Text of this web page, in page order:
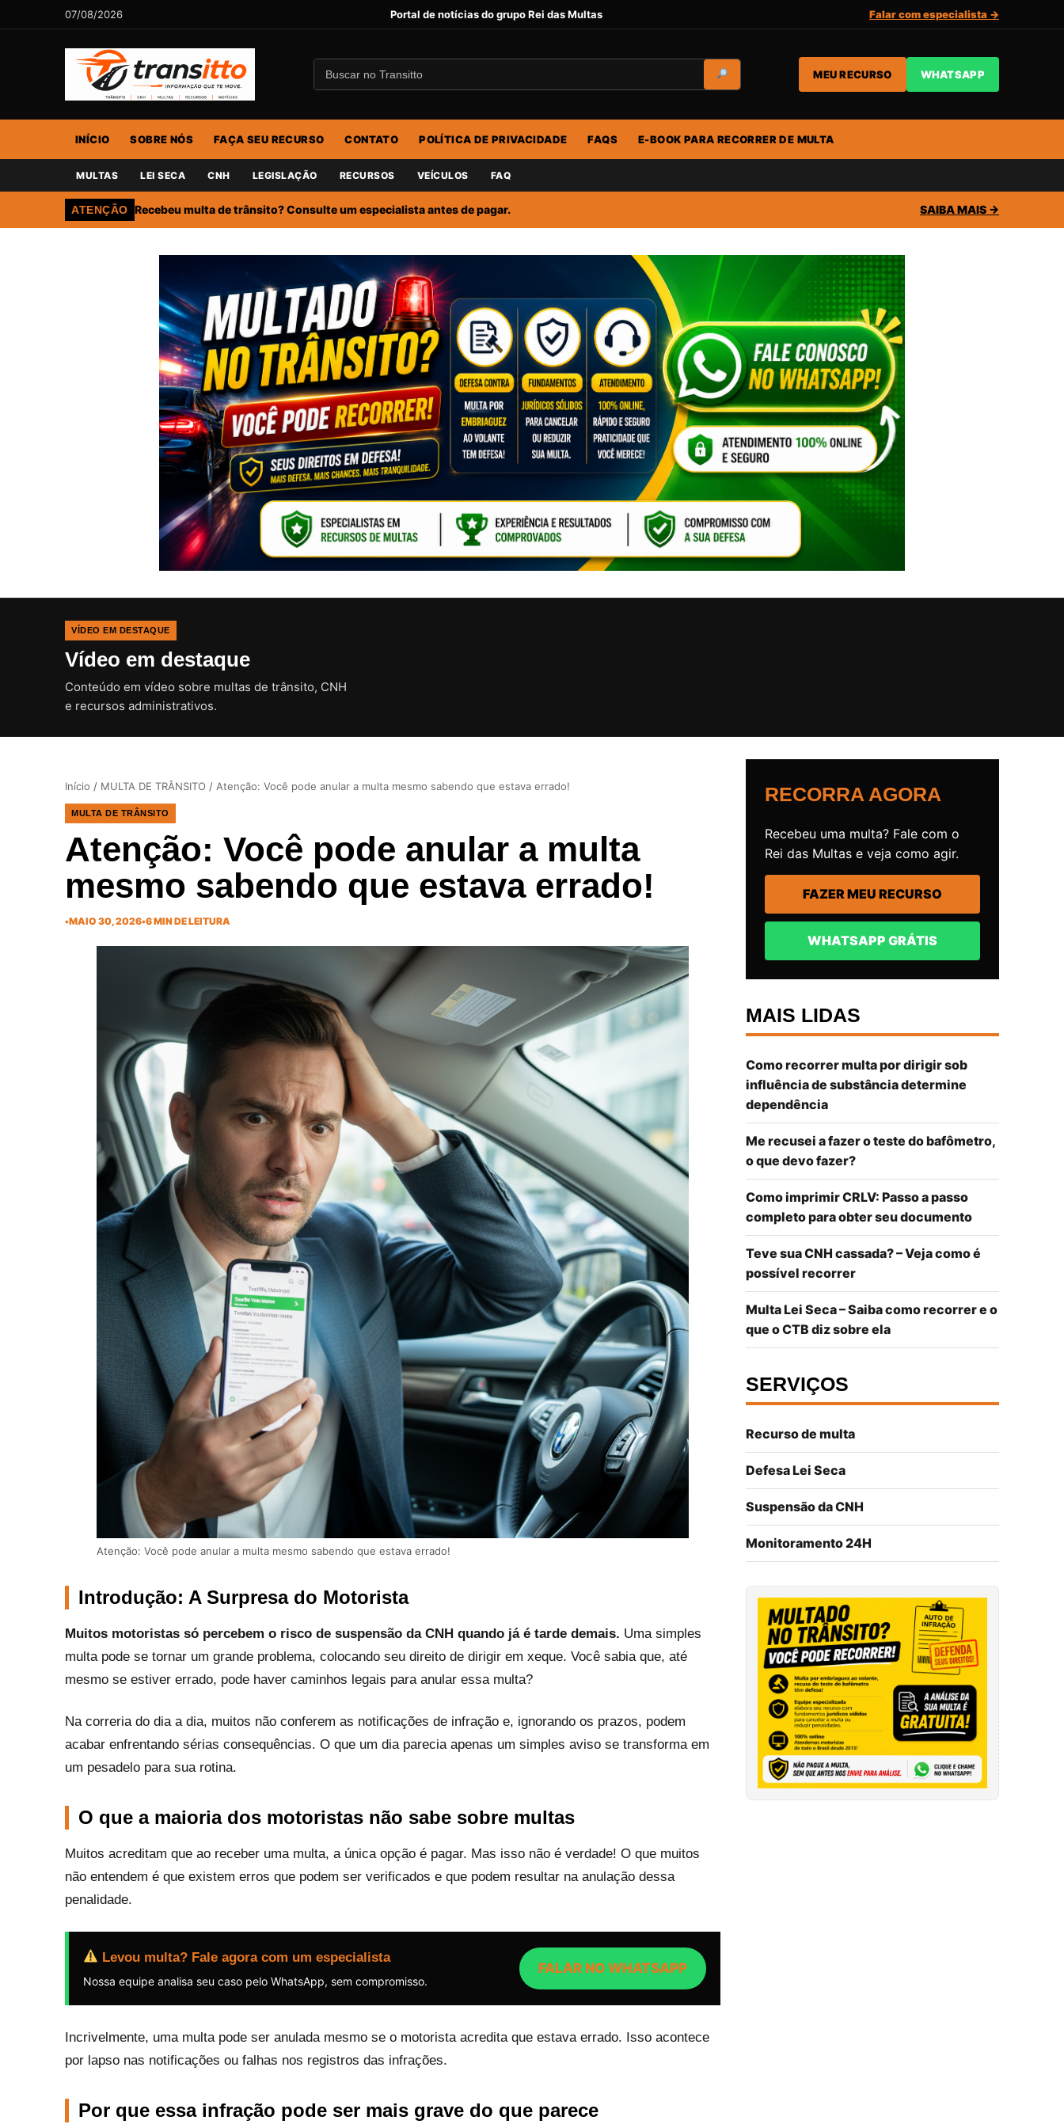
07/08/2026 Portal de notícias do grupo Rei das Multas Falar com especialista →
MEU RECURSO WHATSAPP
INÍCIO SOBRE NÓS FAÇA SEU RECURSO CONTATO POLÍTICA DE PRIVACIDADE FAQS E-BOOK PARA RECORRER DE MULTA
MULTAS LEI SECA CNH LEGISLAÇÃO RECURSOS VEÍCULOS FAQ
ATENÇÃO Recebeu multa de trânsito? Consulte um especialista antes de pagar. SAIBA MAIS →
VÍDEO EM DESTAQUE
Vídeo em destaque
Conteúdo em vídeo sobre multas de trânsito, CNH
e recursos administrativos.
Início / MULTA DE TRÂNSITO / Atenção: Você pode anular a multa mesmo sabendo que estava errado!
MULTA DE TRÂNSITO
Atenção: Você pode anular a multa
mesmo sabendo que estava errado!
•MAIO 30, 2026•6 MIN DE LEITURA
Atenção: Você pode anular a multa mesmo sabendo que estava errado!
Introdução: A Surpresa do Motorista
Muitos motoristas só percebem o risco de suspensão da CNH quando já é tarde demais. Uma simples
multa pode se tornar um grande problema, colocando seu direito de dirigir em xeque. Você sabia que, até
mesmo se estiver errado, pode haver caminhos legais para anular essa multa?
Na correria do dia a dia, muitos não conferem as notificações de infração e, ignorando os prazos, podem
acabar enfrentando sérias consequências. O que um dia parecia apenas um simples aviso se transforma em
um pesadelo para sua rotina.
O que a maioria dos motoristas não sabe sobre multas
Muitos acreditam que ao receber uma multa, a única opção é pagar. Mas isso não é verdade! O que muitos
não entendem é que existem erros que podem ser verificados e que podem resultar na anulação dessa
penalidade.
Levou multa? Fale agora com um especialista
Nossa equipe analisa seu caso pelo WhatsApp, sem compromisso.
FALAR NO WHATSAPP
Incrivelmente, uma multa pode ser anulada mesmo se o motorista acredita que estava errado. Isso acontece
por lapso nas notificações ou falhas nos registros das infrações.
Por que essa infração pode ser mais grave do que parece
RECORRA AGORA
Recebeu uma multa? Fale com o
Rei das Multas e veja como agir.
FAZER MEU RECURSO
WHATSAPP GRÁTIS
MAIS LIDAS
Como recorrer multa por dirigir sob
influência de substância determine
dependência
Me recusei a fazer o teste do bafômetro,
o que devo fazer?
Como imprimir CRLV: Passo a passo
completo para obter seu documento
Teve sua CNH cassada? – Veja como é
possível recorrer
Multa Lei Seca – Saiba como recorrer e o
que o CTB diz sobre ela
SERVIÇOS
Recurso de multa
Defesa Lei Seca
Suspensão da CNH
Monitoramento 24H